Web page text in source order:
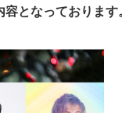
となっております